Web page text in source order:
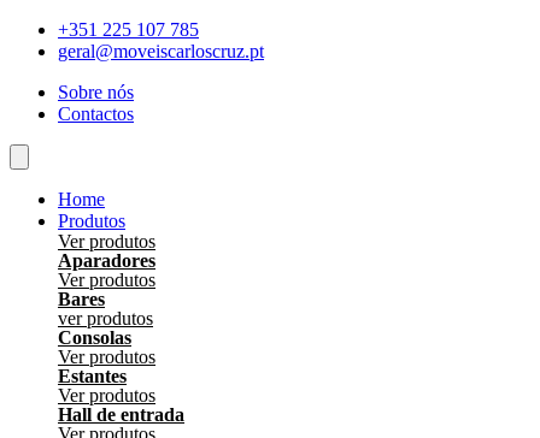
Skip
+351 225 107 785
geral@moveiscarloscruz.pt
Sobre nós
Contactos
Home
Produtos
Ver produtos
Aparadores
Ver produtos
Bares
ver produtos
Consolas
Ver produtos
Estantes
Ver produtos
Hall de entrada
Ver produtos